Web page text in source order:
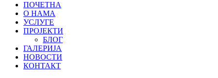
ПОЧЕТНА
О НАМА
УСЛУГЕ
ПРОЈЕКТИ
БЛОГ
ГАЛЕРИЈА
НОВОСТИ
КОНТАКТ